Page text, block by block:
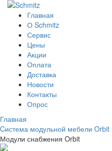
Главная
О Schmitz
Сервис
Цены
Акции
Оплата
Доставка
Новости
Контакты
Опрос
Главная
Cистема модульной мебели Orbit
Модули снабжения Orbit